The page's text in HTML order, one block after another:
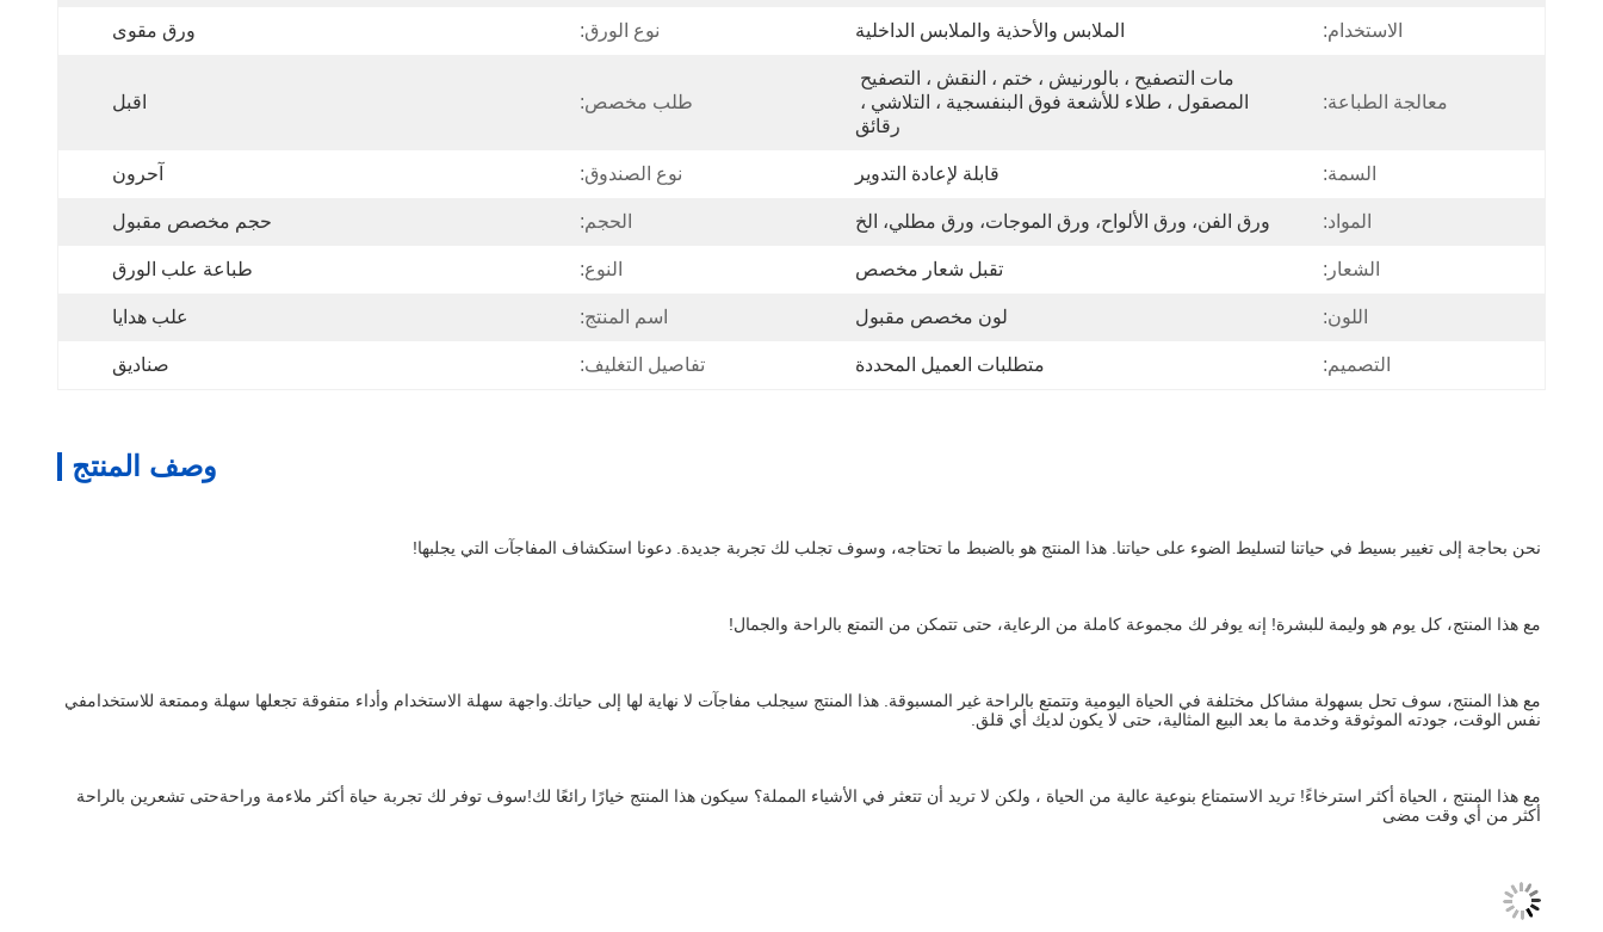
الاستخدام: الملابس والأحذية والملابس الداخلية نوع الورق: ورق مقوى
معالجة الطباعة:
رقائق
طلب مخصص: اقبل
السمة: قابلة لإعادة التدوير نوع الصندوق: آحرون
المواد: ورق الفن، ورق الألواح، ورق الموجات، ورق مطلي، الخ الحجم: حجم مخصص مقبول
الشعار: تقبل شعار مخصص النوع: طباعة علب الورق
اللون: لون مخصص مقبول اسم المنتج: علب هدايا
التصميم: متطلبات العميل المحددة تفاصيل التغليف: صناديق
وصف المنتج
نحن بحاجة إلى تغيير بسيط في حياتنا لتسليط الضوء على حياتنا. هذا المنتج هو بالضبط ما تحتاجه، وسوف تجلب لك تجربة جديدة. دعونا استكشاف المفاجآت التي يجلبها!
مع هذا المنتج، كل يوم هو وليمة للبشرة! إنه يوفر لك مجموعة كاملة من الرعاية، حتى تتمكن من التمتع بالراحة والجمال!
نفس الوقت، جودته الموثوقة وخدمة ما بعد البيع المثالية، حتى لا يكون لديك أي قلق.
أكثر من أي وقت مضى